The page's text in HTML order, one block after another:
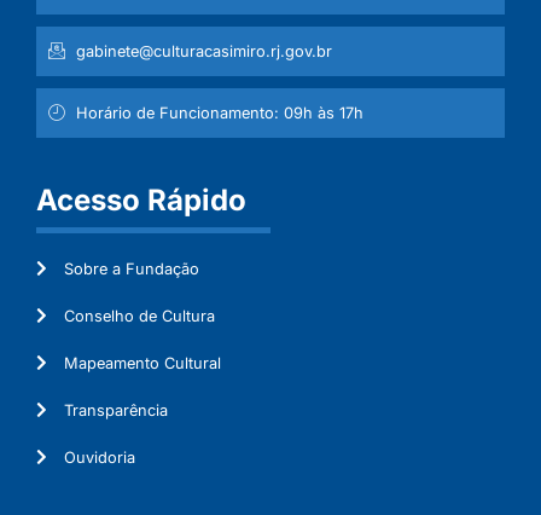
gabinete@culturacasimiro.rj.gov.br
Horário de Funcionamento: 09h às 17h
Acesso Rápido
Sobre a Fundação
Conselho de Cultura
Mapeamento Cultural
Transparência
Ouvidoria